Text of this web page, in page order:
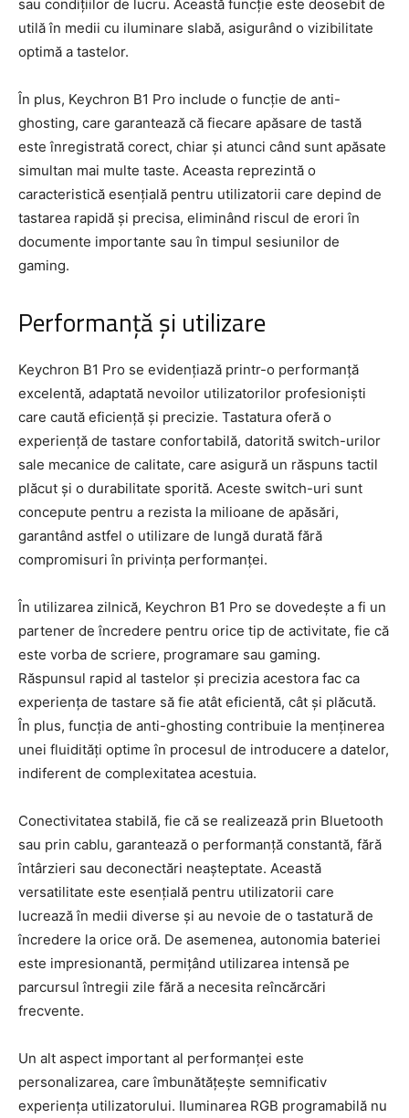
sau condițiilor de lucru. Această funcție este deosebit de
utilă în medii cu iluminare slabă, asigurând o vizibilitate
optimă a tastelor.
În plus, Keychron B1 Pro include o funcție de anti-
ghosting, care garantează că fiecare apăsare de tastă
este înregistrată corect, chiar și atunci când sunt apăsate
simultan mai multe taste. Aceasta reprezintă o
caracteristică esențială pentru utilizatorii care depind de
tastarea rapidă și precisa, eliminând riscul de erori în
documente importante sau în timpul sesiunilor de
gaming.
Performanță și utilizare
Keychron B1 Pro se evidențiază printr-o performanță
excelentă, adaptată nevoilor utilizatorilor profesioniști
care caută eficiență și precizie. Tastatura oferă o
experiență de tastare confortabilă, datorită switch-urilor
sale mecanice de calitate, care asigură un răspuns tactil
plăcut și o durabilitate sporită. Aceste switch-uri sunt
concepute pentru a rezista la milioane de apăsări,
garantând astfel o utilizare de lungă durată fără
compromisuri în privința performanței.
În utilizarea zilnică, Keychron B1 Pro se dovedește a fi un
partener de încredere pentru orice tip de activitate, fie că
este vorba de scriere, programare sau gaming.
Răspunsul rapid al tastelor și precizia acestora fac ca
experiența de tastare să fie atât eficientă, cât și plăcută.
În plus, funcția de anti-ghosting contribuie la menținerea
unei fluidități optime în procesul de introducere a datelor,
indiferent de complexitatea acestuia.
Conectivitatea stabilă, fie că se realizează prin Bluetooth
sau prin cablu, garantează o performanță constantă, fără
întârzieri sau deconectări neașteptate. Această
versatilitate este esențială pentru utilizatorii care
lucrează în medii diverse și au nevoie de o tastatură de
încredere la orice oră. De asemenea, autonomia bateriei
este impresionantă, permițând utilizarea intensă pe
parcursul întregii zile fără a necesita reîncărcări
frecvente.
Un alt aspect important al performanței este
personalizarea, care îmbunătățește semnificativ
experiența utilizatorului. Iluminarea RGB programabilă nu